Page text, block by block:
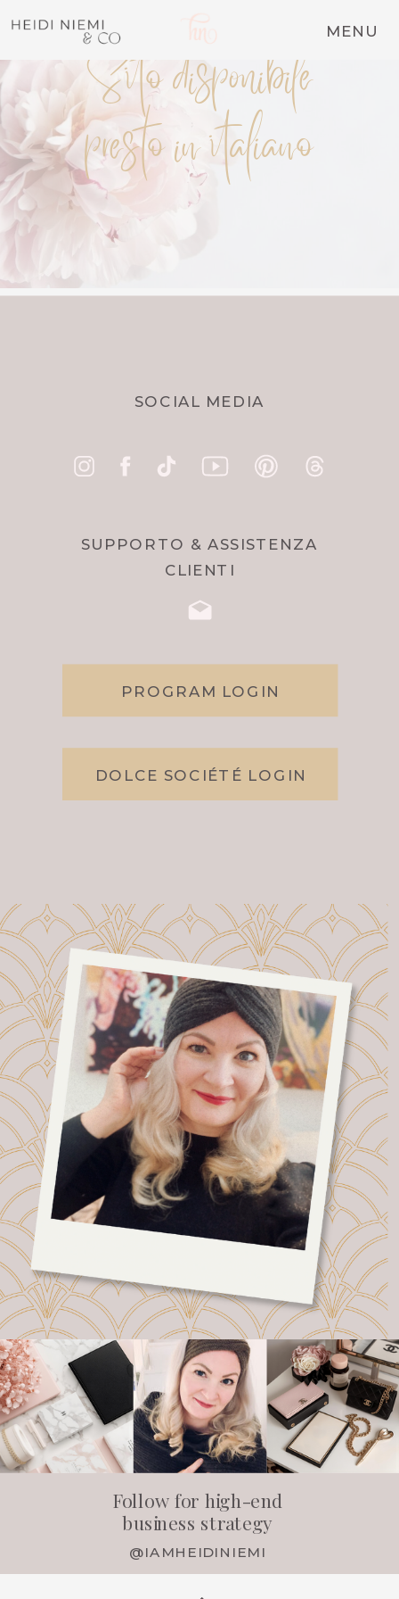
MENU
Sito disponibile
presto in italiano
SOCIAL MEDIA
SUPPORTO & ASSISTENZA
CLIENTI
PROGRAM LOGIN
DOLCE SOCIÉTÉ LOGIN
@IAMHEIDINIEMI
Follow for high-end
business strategy